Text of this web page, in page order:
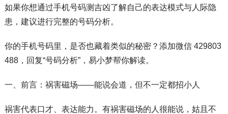
如果你想通过手机号码测吉凶了解自己的表达模式与人际隐
患，建议进行完整的号码分析。
你的手机号码里，是否也藏着类似的秘密？添加微信 429803
488，回复“号码分析”，易小梦帮你解读。
一、前言：祸害磁场——能说会道，但不一定都招小人
祸害代表口才、表达能力。有祸害磁场的人很能说，姑且不